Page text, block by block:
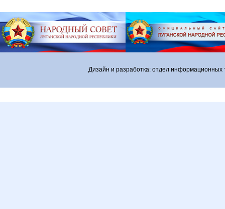
Дизайн и разработка: отдел информационных